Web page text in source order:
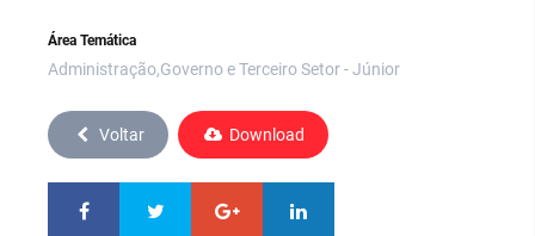
Área Temática
Administração,Governo e Terceiro Setor - Júnior
Voltar Download